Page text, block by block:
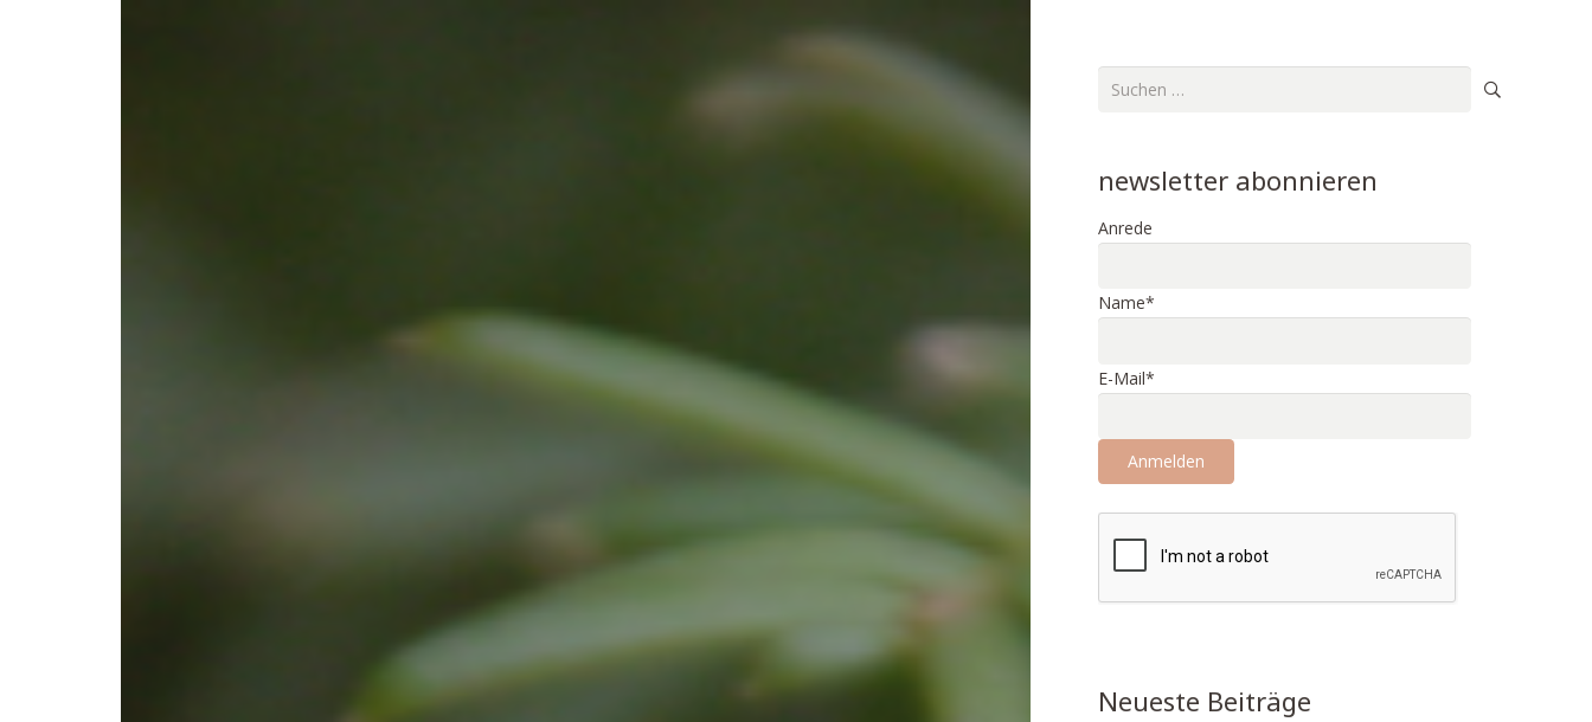
Suchen
newsletter abonnieren
Anrede
Name*
E-Mail*
Anmelden
Neueste Beiträge